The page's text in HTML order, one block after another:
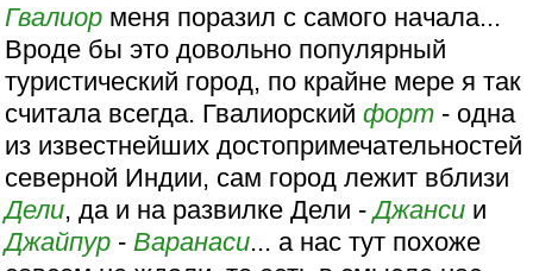
Гвалиор меня поразил с самого начала...
Вроде бы это довольно популярный
туристический город, по крайне мере я так
считала всегда. Гвалиорскийфорт - одна
из известнейших достопримечательностей
северной Индии, сам город лежит вблизи
Дели, да и на развилке Дели -Джанси и
Джайпур - Варанаси... а нас тут похоже